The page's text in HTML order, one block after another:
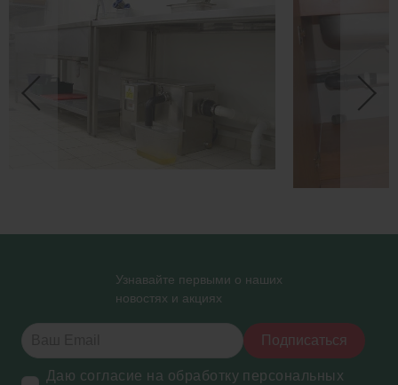
Узнавайте первыми о наших
новостях и акциях
Подписаться
Даю согласие на обработку персональных